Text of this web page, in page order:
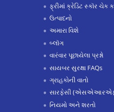
ફ્રીમાં ક્રેડિટ સ્કૉર ચેક
ઉત્પાદનો
અમારા વિશે
બ્લૉગ
વારંવાર પૂછાયેલા પ્રશ્નો
સાયબર સુરક્ષા FAQs
ગ્રાહકોની વાતો
સારફેસી
નિયમો અને શરતો